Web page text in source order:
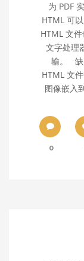
为 PDF
HTML 可
HTML 文
文字处理
输。 缺
HTML 文
图像嵌入
0